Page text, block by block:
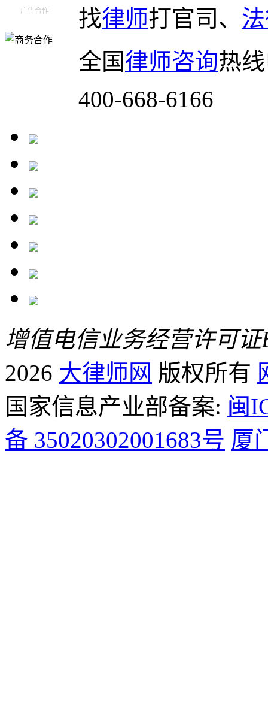
广告合作 找律师打官司、
全国律师咨询热
400-668-6166
增值电信业务经营许可证
2026 大律师网 版权所有
国家信息产业部备案: 闽
备 35020302001683号 厦